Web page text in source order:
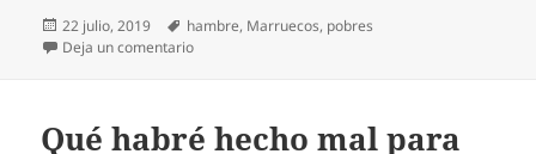
Publicado
el
22 julio, 2019 Etiquetas
hambre, Marruecos, pobres
Deja un comentarioen Nuestro pan de cada día
Qué habré hecho mal para